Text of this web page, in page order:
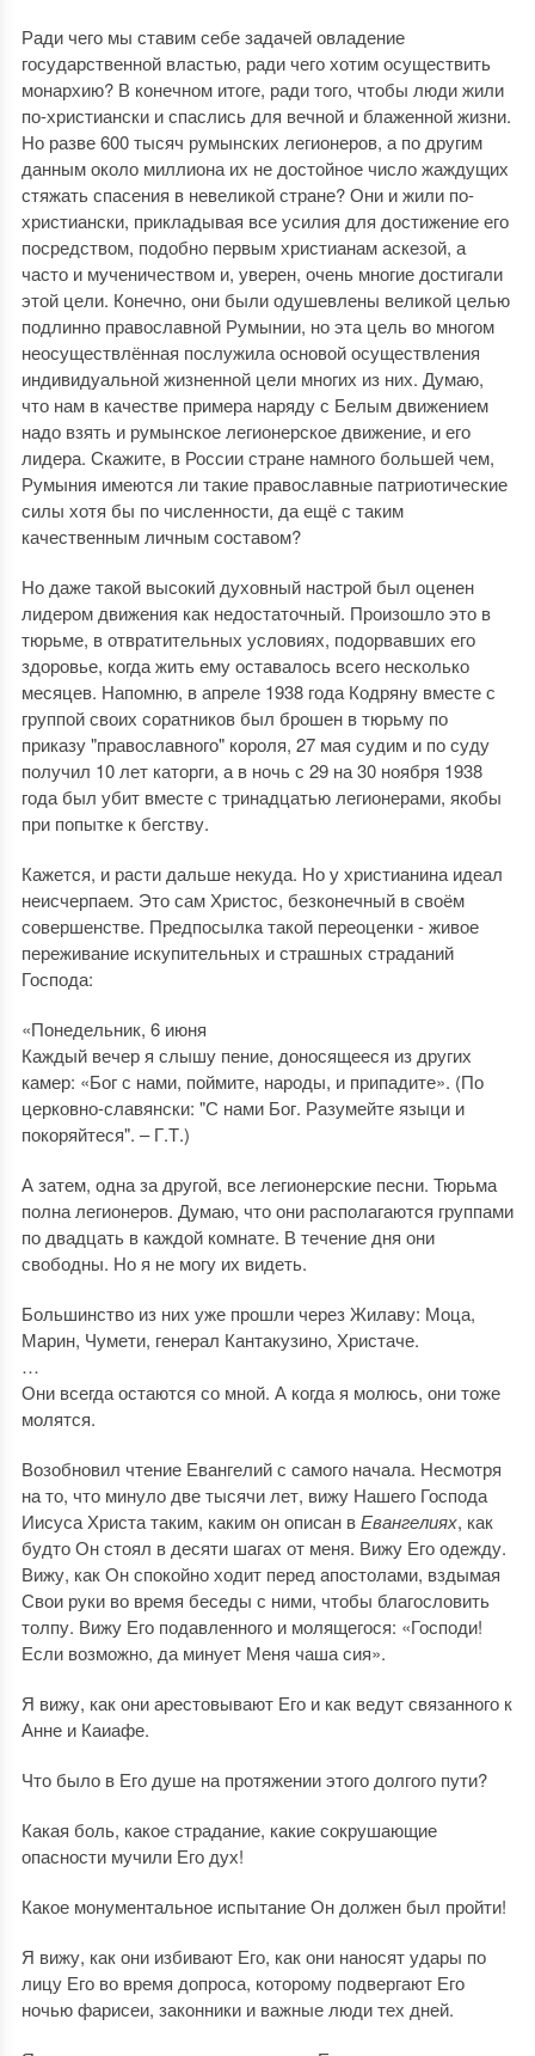
Ради чего мы ставим себе задачей овладение
государственной властью, ради чего хотим осуществить
монархию? В конечном итоге, ради того, чтобы люди жили
по-христиански и спаслись для вечной и блаженной жизни.
Но разве 600 тысяч румынских легионеров, а по другим
данным около миллиона их не достойное число жаждущих
стяжать спасения в невеликой стране? Они и жили по-
христиански, прикладывая все усилия для достижение его
посредством, подобно первым христианам аскезой, а
часто и мученичеством и, уверен, очень многие достигали
этой цели. Конечно, они были одушевлены великой целью
подлинно православной Румынии, но эта цель во многом
неосуществлённая послужила основой осуществления
индивидуальной жизненной цели многих из них. Думаю,
что нам в качестве примера наряду с Белым движением
надо взять и румынское легионерское движение, и его
лидера. Скажите, в России стране намного большей чем,
Румыния имеются ли такие православные патриотические
силы хотя бы по численности, да ещё с таким
качественным личным составом?
Но даже такой высокий духовный настрой был оценен
лидером движения как недостаточный. Произошло это в
тюрьме, в отвратительных условиях, подорвавших его
здоровье, когда жить ему оставалось всего несколько
месяцев. Напомню, в апреле 1938 года Кодряну вместе с
группой своих соратников был брошен в тюрьму по
приказу "православного" короля, 27 мая судим и по суду
получил 10 лет каторги, а в ночь с 29 на 30 ноября 1938
года был убит вместе с тринадцатью легионерами, якобы
при попытке к бегству.
Кажется, и расти дальше некуда. Но у христианина идеал
неисчерпаем. Это сам Христос, безконечный в своём
совершенстве. Предпосылка такой переоценки - живое
переживание искупительных и страшных страданий
Господа:
«Понедельник, 6 июня
Каждый вечер я слышу пение, доносящееся из других
камер: «Бог с нами, поймите, народы, и припадите». (По
церковно-славянски: "С нами Бог. Разумейте языци и
покоряйтеся". – Г.Т.)
А затем, одна за другой, все легионерские песни. Тюрьма
полна легионеров. Думаю, что они располагаются группами
по двадцать в каждой комнате. В течение дня они
свободны. Но я не могу их видеть.
Большинство из них уже прошли через Жилаву: Моца,
Марин, Чумети, генерал Кантакузино, Христаче.
…
Они всегда остаются со мной. А когда я молюсь, они тоже
молятся.
Возобновил чтение Евангелий с самого начала. Несмотря
на то, что минуло две тысячи лет, вижу Нашего Господа
Иисуса Христа таким, каким он описан вЕвангелиях, как
будто Он стоял в десяти шагах от меня. Вижу Его одежду.
Вижу, как Он спокойно ходит перед апостолами, вздымая
Свои руки во время беседы с ними, чтобы благословить
толпу. Вижу Его подавленного и молящегося: «Господи!
Если возможно, да минует Меня чаша сия».
Я вижу, как они арестовывают Его и как ведут связанного к
Анне и Каиафе.
Что было в Его душе на протяжении этого долгого пути?
Какая боль, какое страдание, какие сокрушающие
опасности мучили Его дух!
Какое монументальное испытание Он должен был пройти!
Я вижу, как они избивают Его, как они наносят удары по
лицу Его во время допроса, которому подвергают Его
ночью фарисеи, законники и важные люди тех дней.